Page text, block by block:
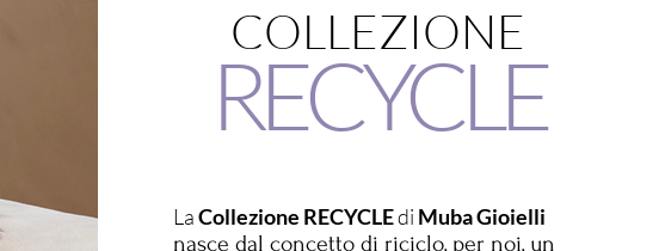
COLLEZIONE
RECYCLE
LaCollezione RECYCLEdi Muba Gioielli
nasce dal concetto di riciclo, per noi, un